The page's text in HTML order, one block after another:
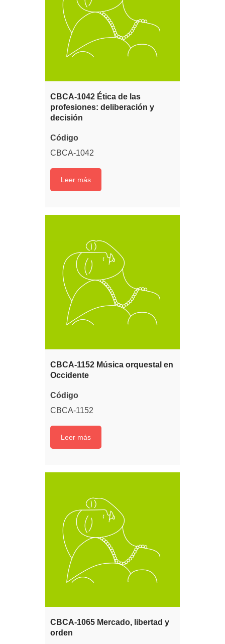
CBCA-1042 Ética de las
profesiones: deliberación y
decisión
Código
CBCA-1042
Leer más
CBCA-1152 Música orquestal en
Occidente
Código
CBCA-1152
Leer más
CBCA-1065 Mercado, libertad y
orden